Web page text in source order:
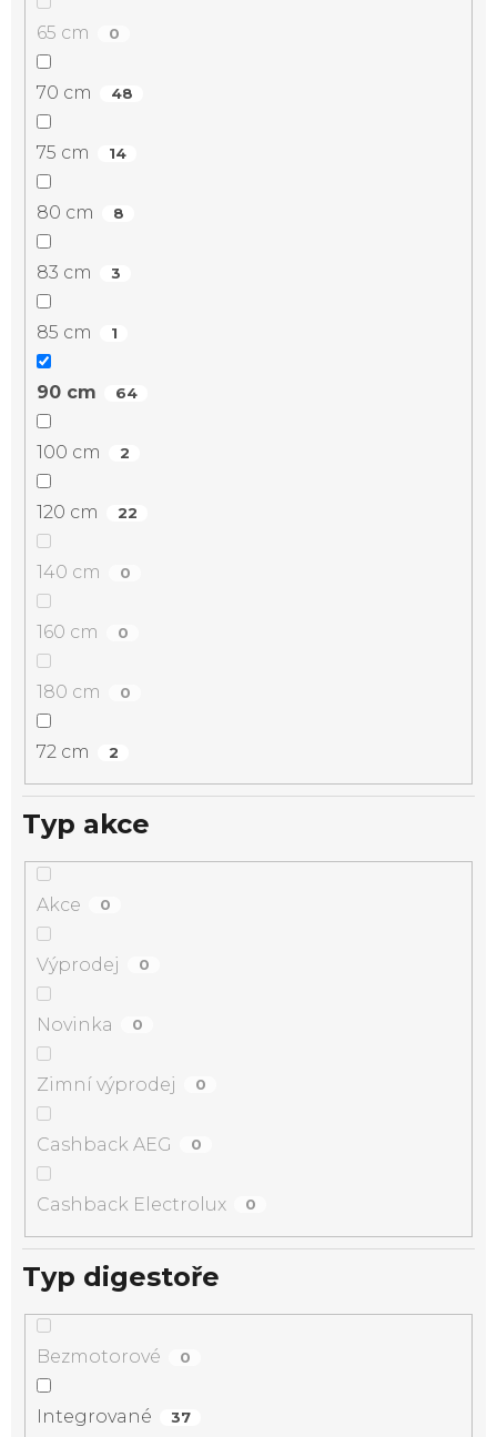
65 cm 0
70 cm 48
75 cm 14
80 cm 8
83 cm 3
85 cm 1
90 cm 64
100 cm 2
120 cm 22
140 cm 0
160 cm 0
180 cm 0
72 cm 2
Typ akce
Akce 0
Výprodej 0
Novinka 0
Zimní výprodej 0
Cashback AEG 0
Cashback Electrolux 0
Typ digestoře
Bezmotorové 0
Integrované 37